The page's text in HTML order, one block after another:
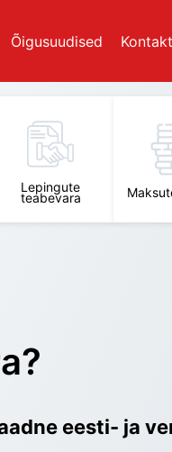
Õigusuudised Kontakt
Lepingute
teabevara
eesti- ja